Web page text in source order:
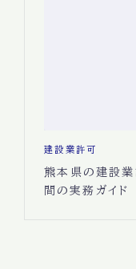
建設業許可
熊本県の建設
間の実務ガイド